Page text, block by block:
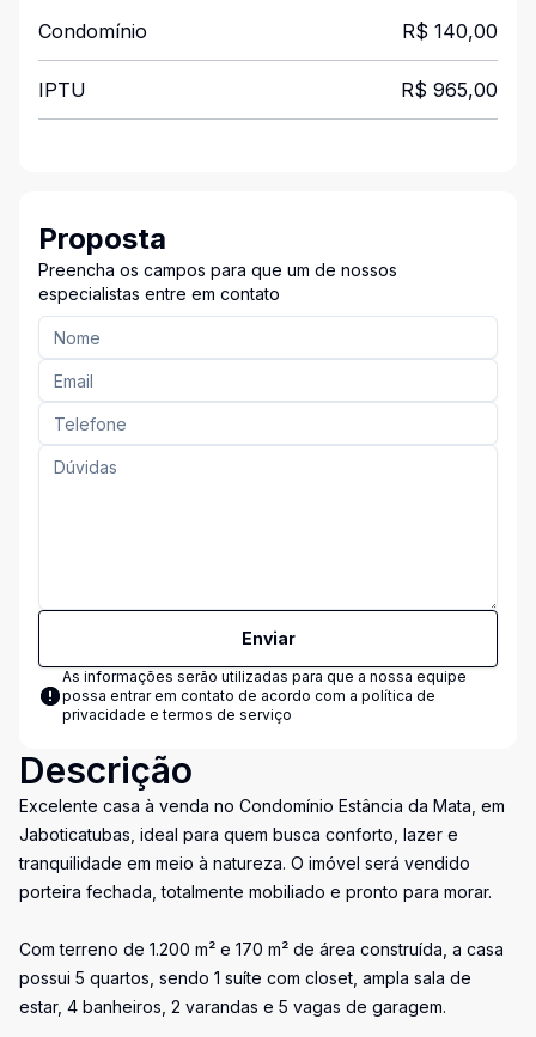
Condomínio R$ 140,00
IPTU R$ 965,00
Proposta
Preencha os campos para que um de nossos
especialistas entre em contato
Enviar
As informações serão utilizadas para que a nossa equipe
possa entrar em contato de acordo com a política de
privacidade e termos de serviço
Descrição
Excelente casa à venda no Condomínio Estância da Mata, em
Jaboticatubas, ideal para quem busca conforto, lazer e
tranquilidade em meio à natureza. O imóvel será vendido
porteira fechada, totalmente mobiliado e pronto para morar.
Com terreno de 1.200 m² e 170 m² de área construída, a casa
possui 5 quartos, sendo 1 suíte com closet, ampla sala de
estar, 4 banheiros, 2 varandas e 5 vagas de garagem.